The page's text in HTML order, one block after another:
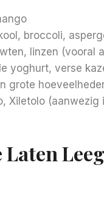
broccoli,
linzen (vooral
yoghurt, verse
grote
Xiletolo (aanwezig
Laten